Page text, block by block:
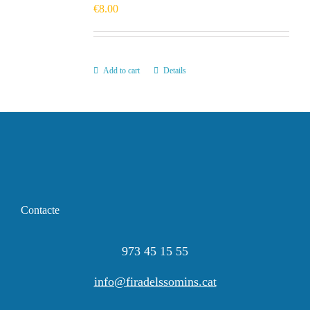
HISTÒRIC
FER UN DONATIU!
€8.00
Add to cart Details
Contacte
973 45 15 55
info@firadelssomins.cat